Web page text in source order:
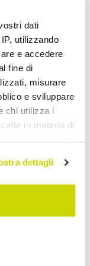
dati
utilizzando
e accedere
fine di
misurare
e sviluppare
chi utilizza i
in materia di
in qualsiasi
o facendo clic
posizione
dettagli